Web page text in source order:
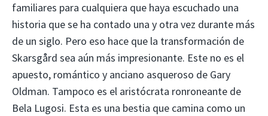
familiares para cualquiera que haya escuchado una
historia que se ha contado una y otra vez durante más
de un siglo. Pero eso hace que la transformación de
Skarsgård sea aún más impresionante. Este no es el
apuesto, romántico y anciano asqueroso de Gary
Oldman. Tampoco es el aristócrata ronroneante de
Bela Lugosi. Esta es una bestia que camina como un